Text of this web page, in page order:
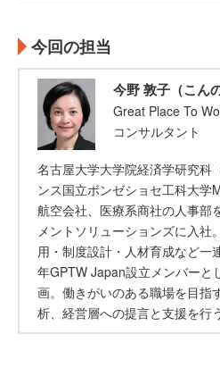
今回の担当
今野 敦子（こん
Great Place To
コンサルタント
名古屋大学大学院経済学研究科
ンス国立ボンゼショセ工科大学
航空会社、医療系商社の人事部
メントソリューションズに入社
用・制度設計・人材育成など一
年GPTW Japan設立メンバーと
画。働きがいのある職場を目指
析、経営層への提言と支援を行う